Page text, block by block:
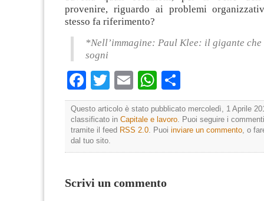
provenire, riguardo ai problemi
stesso fa riferimento?
*Nell’immagine: Paul Klee: il gigante
sogni
Facebook
TwitterEmailWhatsApp
Questo articolo è stato pubblicato mercoledì, 1 Aprile
classificato in Capitale e lavoro. Puoi seguire i
tramite il feed RSS 2.0. Puoi inviare un commento, o
dal tuo sito.
Scrivi un commento